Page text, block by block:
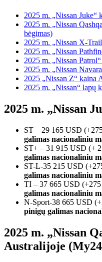
2025 m. „Nissan Juke“
2025 m. „Nissan
bėgimas)
2025 m. „Nissan X-
2025 m. „Nissan
2025 m. „Nissan
2025 m. „Nissan
2025 „Nissan Z“ kaina
2025 m. „Nissan“ lapų
2025 m. „Nissan
ST – 29 165 USD
galimas nacionaliniu
ST+ – 31 915 USD (+
galimas nacionaliniu
ST-L-35 215 USD
galimas nacionaliniu
TI – 37 665 USD
galimas nacionaliniu
N-Sport-38 665 USD
pinigų galimas
2025 m. „Nissan
Australijoje